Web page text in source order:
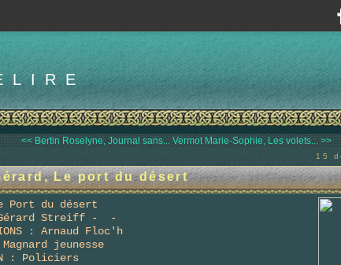
<< Bertin Roselyne, Journal sans... Vermot Marie-Sophie, Les volets... >>
15
Le port du désert
Port du désert
: Gérard Streiff - -
: Arnaud Floc'h
Magnard jeunesse
: Policiers